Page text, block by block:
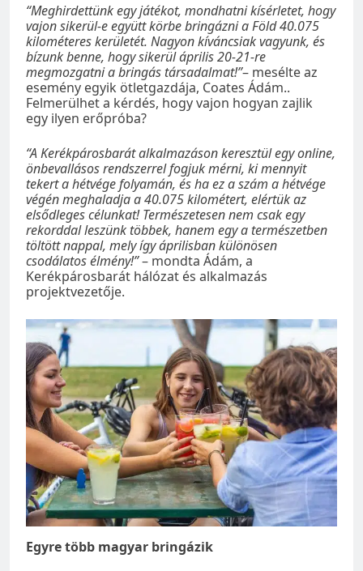
“Meghirdettünk egy játékot, mondhatni kísérletet, hogy
vajon sikerül-e együtt körbe bringázni a Föld 40.075
kilométeres kerületét. Nagyon kíváncsiak vagyunk, és
bízunk benne, hogy sikerül április 20-21-re
megmozgatni a bringás társadalmat!”– mesélte az
esemény egyik ötletgazdája, Coates Ádám..
Felmerülhet a kérdés, hogy vajon hogyan zajlik
egy ilyen erőpróba?
“A Kerékpárosbarát alkalmazáson keresztül egy online,
önbevallásos rendszerrel fogjuk mérni, ki mennyit
tekert a hétvége folyamán, és ha ez a szám a hétvége
végén meghaladja a 40.075 kilométert, elértük az
elsődleges célunkat! Természetesen nem csak egy
rekorddal leszünk többek, hanem egy a természetben
töltött nappal, mely így áprilisban különösen
csodálatos élmény!”– mondta Ádám, a
Kerékpárosbarát hálózat és alkalmazás
projektvezetője.
Egyre több magyar bringázik